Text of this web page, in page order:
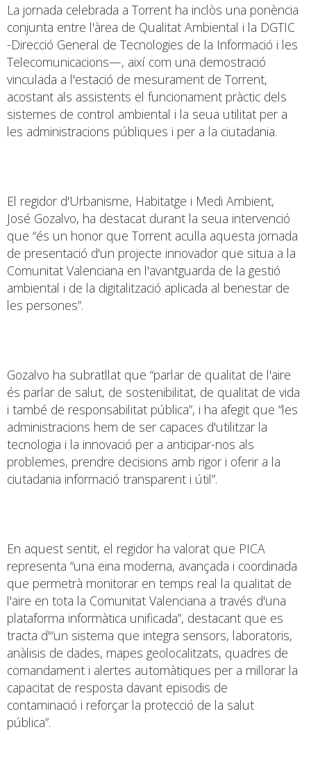
La jornada celebrada a Torrent ha inclòs una ponència
conjunta entre l'àrea de Qualitat Ambiental i la DGTIC
-Direcció General de Tecnologies de la Informació i les
Telecomunicacions—, així com una demostració
vinculada a l'estació de mesurament de Torrent,
acostant als assistents el funcionament pràctic dels
sistemes de control ambiental i la seua utilitat per a
les administracions públiques i per a la ciutadania.
El regidor d'Urbanisme, Habitatge i Medi Ambient,
José Gozalvo, ha destacat durant la seua intervenció
que “és un honor que Torrent aculla aquesta jornada
de presentació d'un projecte innovador que situa a la
Comunitat Valenciana en l'avantguarda de la gestió
ambiental i de la digitalització aplicada al benestar de
les persones”.
Gozalvo ha subratllat que “parlar de qualitat de l'aire
és parlar de salut, de sostenibilitat, de qualitat de vida
i també de responsabilitat pública”, i ha afegit que “les
administracions hem de ser capaces d'utilitzar la
tecnologia i la innovació per a anticipar-nos als
problemes, prendre decisions amb rigor i oferir a la
ciutadania informació transparent i útil”.
En aquest sentit, el regidor ha valorat que PICA
representa “una eina moderna, avançada i coordinada
que permetrà monitorar en temps real la qualitat de
l'aire en tota la Comunitat Valenciana a través d'una
plataforma informàtica unificada”, destacant que es
tracta d'“un sistema que integra sensors, laboratoris,
anàlisis de dades, mapes geolocalitzats, quadres de
comandament i alertes automàtiques per a millorar la
capacitat de resposta davant episodis de
contaminació i reforçar la protecció de la salut
pública”.